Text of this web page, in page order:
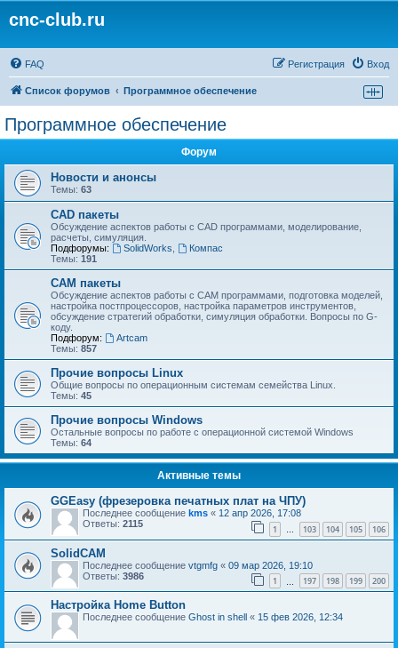
cnc-club.ru
FAQ Вход
Регистрация
Список форумов Программное обеспечение
Программное обеспечение
Форум
Новости и анонсы
Темы: 63
CAD пакеты
Обсуждение аспектов работы с CAD программами, моделирование,
расчеты, симуляция.
Подфорумы:
SolidWorks
Компас
Темы: 191
CAM пакеты
Обсуждение аспектов работы с CAМ программами, подготовка моделей,
настройка постпроцессоров, настройка параметров инструментов,
обсуждение стратегий обработки, симуляция обработки. Вопросы по G-
коду.
Подфорум:
Artcam
Темы: 857
Прочие вопросы Linux
Общие вопросы по операционным системам семейства Linux.
Темы: 45
Прочие вопросы Windows
Остальные вопросы по работе с операционной системой Windows
Темы: 64
Активные темы
GGEasy (фрезеровка печатных плат на ЧПУ)
Последнее сообщение kms « 12 апр 2026, 17:08
Ответы: 2115 1 … 103 104 105 106
SolidCAM
Последнее сообщение vtgmfg « 09 мар 2026, 19:10
Ответы: 3986 1 197 198 199 200
Настройка Home Button
Последнее сообщение Ghost in shell « 15 фев 2026, 12:34